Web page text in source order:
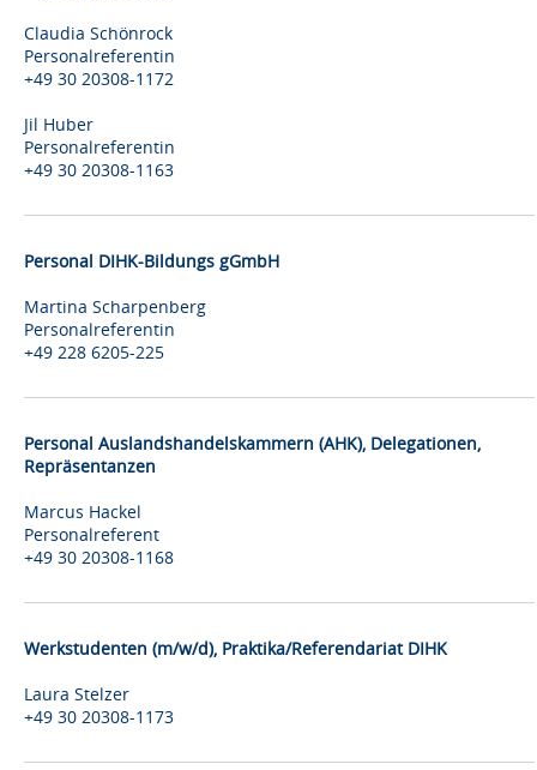
Claudia Schönrock
Personalreferentin
+49 30 20308-1172
Jil Huber
Personalreferentin
+49 30 20308-1163
Personal DIHK-Bildungs gGmbH
Martina Scharpenberg
Personalreferentin
+49 228 6205-225
Personal Auslandshandelskammern (AHK), Delegationen,
Repräsentanzen
Marcus Hackel
Personalreferent
+49 30 20308-1168
Werkstudenten (m/w/d), Praktika/Referendariat DIHK
Laura Stelzer
+49 30 20308-1173